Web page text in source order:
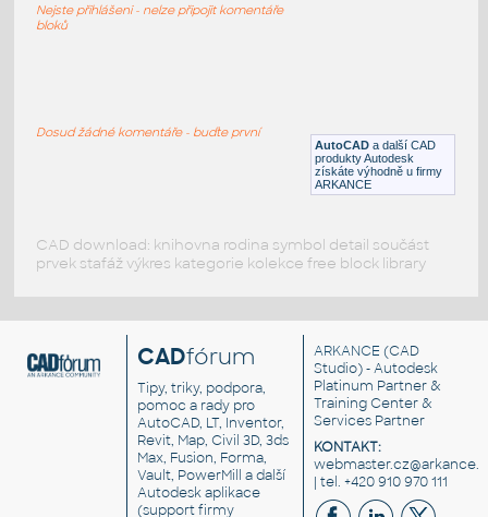
DWG Průmyslová
AutoCAD a další CAD
produkty Autodesk
získáte výhodně u firmy
ARKANCE
Nejste přihlášeni - nelze připojit komentáře
bloků
Dosud žádné komentáře - buďte první
CAD download: knihovna rodina symbol detail součást
prvek stafáž výkres kategorie kolekce free block library
CADfórum
Tipy, triky, podpora,
pomoc a rady pro
AutoCAD, LT, Inventor,
Revit, Map, Civil 3D, 3ds
Max, Fusion, Forma,
Vault, PowerMill a další
Autodesk aplikace
(support firmy
ARKANCE (CAD
Studio) - Autodesk
Platinum Partner &
Training Center &
Services Partner
KONTAKT:
| tel. +420 910 970 111